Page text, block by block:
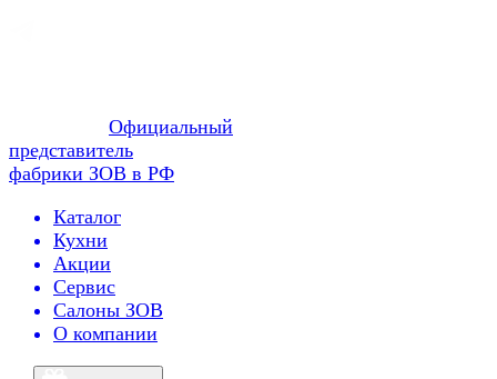
Официальный
представитель
фабрики ЗОВ в РФ
Каталог
Кухни
Акции
Сервис
Салоны ЗОВ
О компании